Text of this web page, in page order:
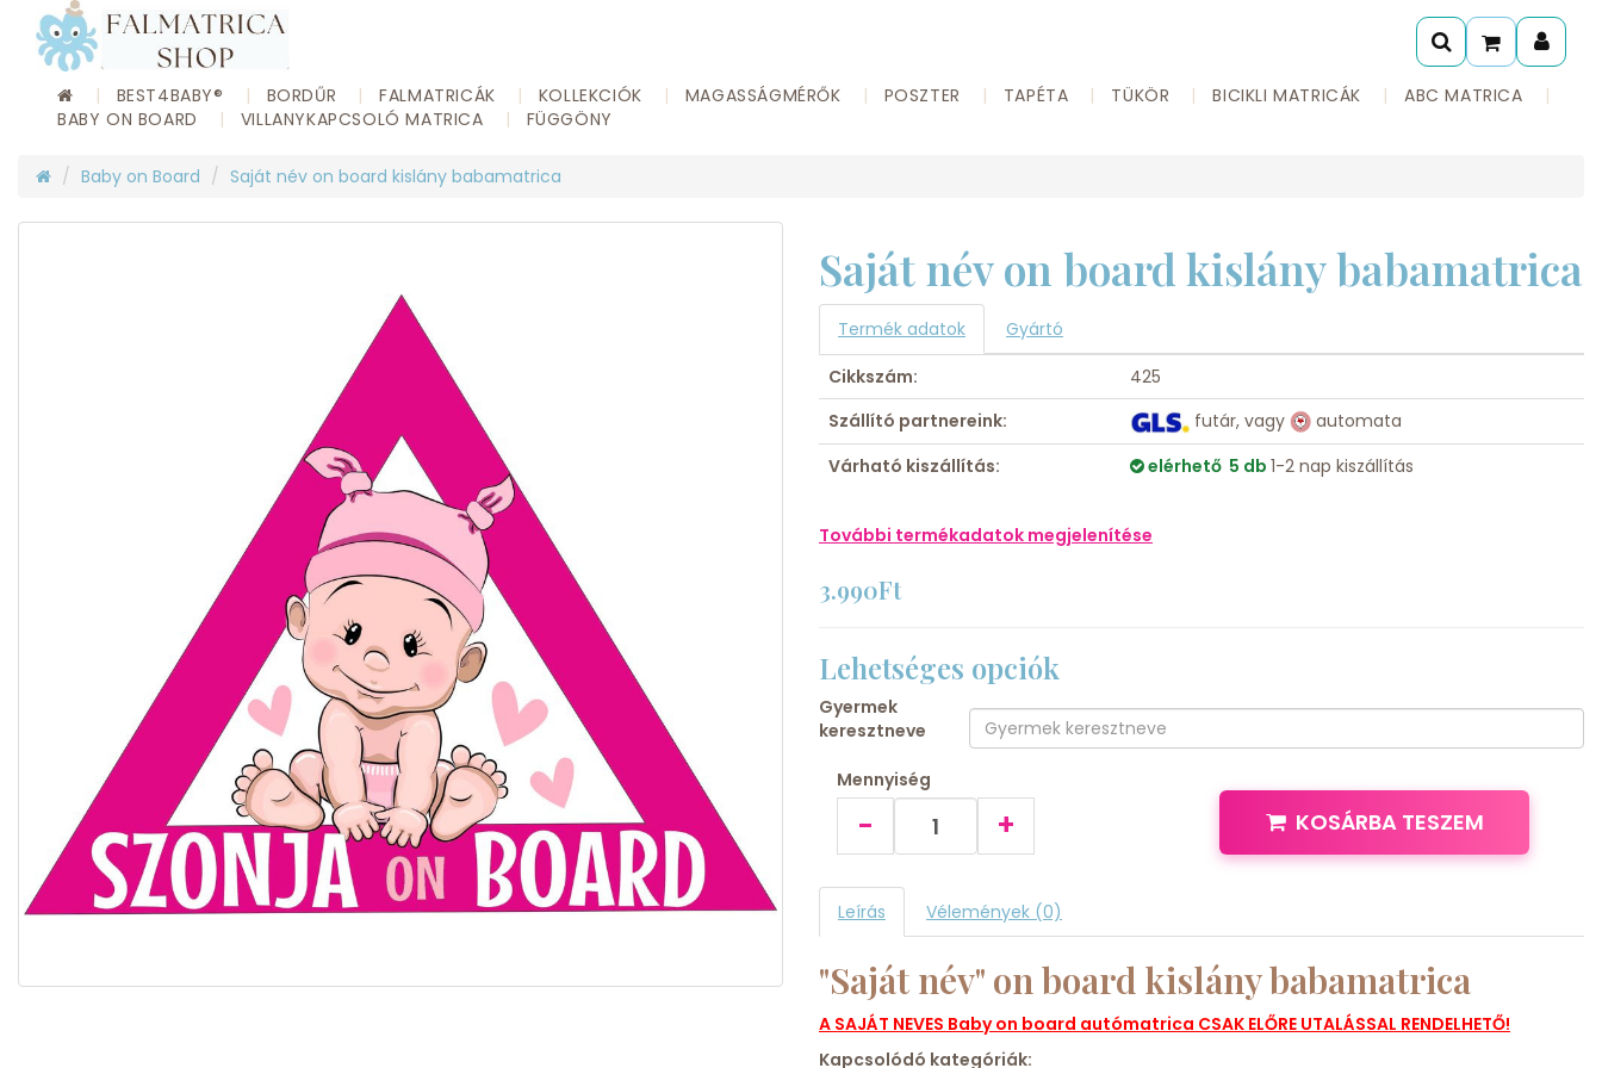
BEST4BABY® BORDŰR FALMATRICÁK KOLLEKCIÓK MAGASSÁGMÉRŐK POSZTER TAPÉTA TÜKÖR BICIKLI MATRICÁK
ABC MATRICA
BABY ON BOARD
VILLANYKAPCSOLÓ MATRICA FÜGGÖNY
Baby on Board Saját név on board kislány babamatrica
Saját név on board kislány babamatrica
Termék adatok
Gyártó
Cikkszám:
425
Szállító partnereink:
futár, vagy
automata
Várható kiszállítás:
elérhető 5 db 1-2 nap kiszállítás
További termékadatok megjelenítése
3.990Ft
Lehetséges opciók
Gyermek
keresztneve
Mennyiség
- + KOSÁRBA TESZEM
Leírás Vélemények (0)
"Saját név" on board kislány babamatrica
A SAJÁT NEVES Baby on board autómatrica CSAK ELŐRE UTALÁSSAL RENDELHETŐ!
Kapcsolódó kategóriák: